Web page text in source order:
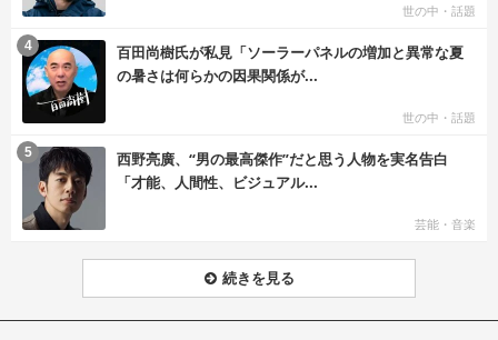
世の中・話題
百田尚樹氏が私見「ソーラーパネルの増加と異常な夏
の暑さは何らかの因果関係が...
世の中・話題
4
西野亮廣、“男の最高傑作”だと思う人物を実名告白
「才能、人間性、ビジュアル...
芸能・音楽
5
続きを見る